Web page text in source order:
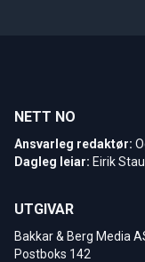
NETT NO
Ansvarleg redaktør:
Dagleg leiar: Eirik
UTGIVAR
Bakkar & Berg Media
Postboks 142